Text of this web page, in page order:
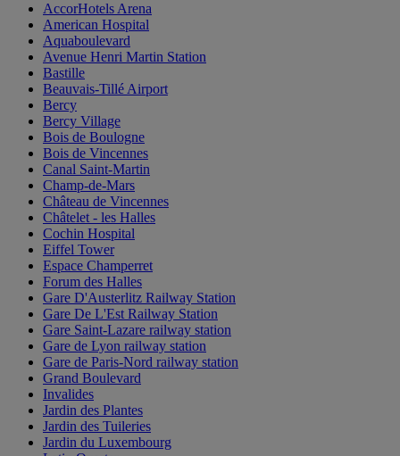
AccorHotels Arena
American Hospital
Aquaboulevard
Avenue Henri Martin Station
Bastille
Beauvais-Tillé Airport
Bercy
Bercy Village
Bois de Boulogne
Bois de Vincennes
Canal Saint-Martin
Champ-de-Mars
Château de Vincennes
Châtelet - les Halles
Cochin Hospital
Eiffel Tower
Espace Champerret
Forum des Halles
Gare D'Austerlitz Railway Station
Gare De L'Est Railway Station
Gare Saint-Lazare railway station
Gare de Lyon railway station
Gare de Paris-Nord railway station
Grand Boulevard
Invalides
Jardin des Plantes
Jardin des Tuileries
Jardin du Luxembourg